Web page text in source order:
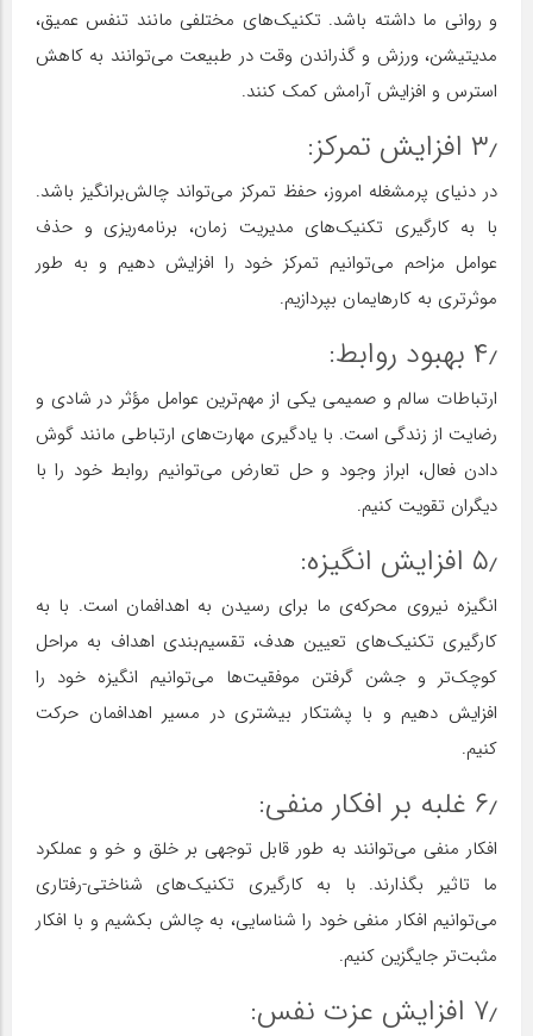
و روانی ما داشته باشد. تکنیک‌های مختلفی مانند تنفس عمیق،
مدیتیشن، ورزش و گذراندن وقت در طبیعت می‌توانند به کاهش
استرس و افزایش آرامش کمک کنند.
۳٫ افزایش تمرکز:
در دنیای پرمشغله امروز، حفظ تمرکز می‌تواند چالش‌برانگیز باشد.
با به کارگیری تکنیک‌های مدیریت زمان، برنامه‌ریزی و حذف
عوامل مزاحم می‌توانیم تمرکز خود را افزایش دهیم و به طور
موثرتری به کارهایمان بپردازیم.
۴٫ بهبود روابط:
ارتباطات سالم و صمیمی یکی از مهم‌ترین عوامل مؤثر در شادی و
رضایت از زندگی است. با یادگیری مهارت‌های ارتباطی مانند گوش
دادن فعال، ابراز وجود و حل تعارض می‌توانیم روابط خود را با
دیگران تقویت کنیم.
۵٫ افزایش انگیزه:
انگیزه نیروی محرکه‌ی ما برای رسیدن به اهدافمان است. با به
کارگیری تکنیک‌های تعیین هدف، تقسیم‌بندی اهداف به مراحل
کوچک‌تر و جشن گرفتن موفقیت‌ها می‌توانیم انگیزه خود را
افزایش دهیم و با پشتکار بیشتری در مسیر اهدافمان حرکت
کنیم.
۶٫ غلبه بر افکار منفی:
افکار منفی می‌توانند به طور قابل توجهی بر خلق و خو و عملکرد
ما تاثیر بگذارند. با به کارگیری تکنیک‌های شناختی-رفتاری
می‌توانیم افکار منفی خود را شناسایی، به چالش بکشیم و با افکار
مثبت‌تر جایگزین کنیم.
۷٫ افزایش عزت نفس: